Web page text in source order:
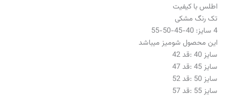
اطلس با كيفيت
تک رنگ مشکی
4 سایز: 40-45-50-55
این محصول شوميز میباشد
سایز 40 :قد 42
سایز 45 :قد 47
سایز 50 :قد 52
سایز 55 :قد 57